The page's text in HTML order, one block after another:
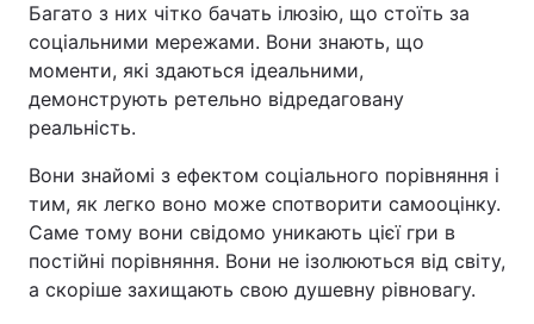
Багато з них чітко бачать ілюзію, що стоїть за
соціальними мережами. Вони знають, що
моменти, які здаються ідеальними,
демонструють ретельно відредаговану
реальність.
Вони знайомі з ефектом соціального порівняння і
тим, як легко воно може спотворити самооцінку.
Саме тому вони свідомо уникають цієї гри в
постійні порівняння. Вони не ізолюються від світу,
а скоріше захищають свою душевну рівновагу.